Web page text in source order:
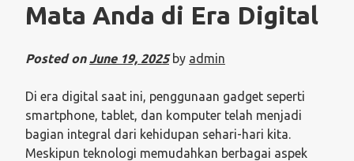
Mata Anda di Era Digital
Posted onJune 19, 2025by admin
Di era digital saat ini, penggunaan gadget seperti
smartphone, tablet, dan komputer telah menjadi
bagian integral dari kehidupan sehari-hari kita.
Meskipun teknologi memudahkan berbagai aspek